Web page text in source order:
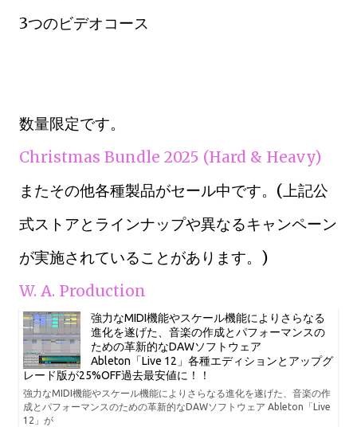
3つのビデオコース
数量限定です。
Christmas Bundle 2025 (Hard & Heavy)
またその他各種製品がセール中です。(上記公
式ストアとラインナップや異なるキャンペーン
が実施されていることがあります。)
W. A. Production
強力なMIDI機能やスケール機能によりさらなる
進化を遂げた、音楽の作成とパフォーマンスの
ための革新的なDAWソフトウェア
Ableton「Live 12」各種エディションとアップグ
レード版が25%OFF過去最安値に！！
強力なMIDI機能やスケール機能によりさらなる進化を遂げた、音楽の作
成とパフォーマンスのための革新的なDAWソフトウェア Ableton「Live
12」が